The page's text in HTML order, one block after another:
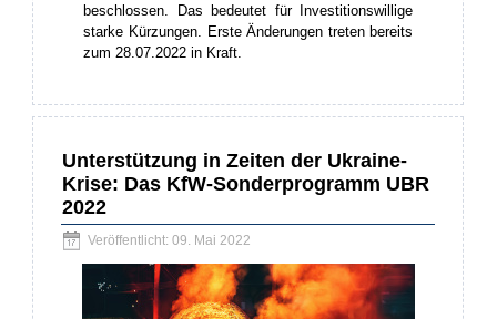
beschlossen. Das bedeutet für Investitionswillige
starke Kürzungen. Erste Änderungen treten bereits
zum 28.07.2022 in Kraft.
Unterstützung in Zeiten der Ukraine-
Krise: Das KfW-Sonderprogramm UBR
2022
Veröffentlicht: 09. Mai 2022